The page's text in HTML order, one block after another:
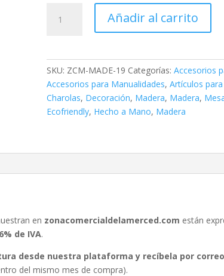
Añadir al carrito
SKU: ZCM-MADE-19 Categorías:Accesorios
Accesorios para Manualidades,Artículos
Charolas, Decoración, Madera, Madera,
Ecofriendly, Hecho a Mano, Madera
en zonacomercialdelamerced.com están
de IVA.
desde nuestra plataforma y recíbela por correo
del mismo mes de compra).